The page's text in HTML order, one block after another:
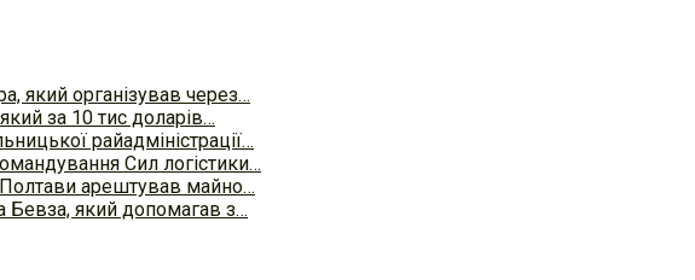
який організував через…
за 10 тис доларів…
райадміністрації…
Сил логістики…
арештував майно…
Бевза, який допомагав з…